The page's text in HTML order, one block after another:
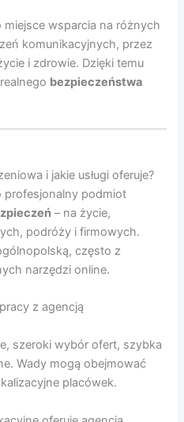
wsparcia na różnych
komunikacyjnych, przez
i zdrowie. Dzięki temu
bezpieczeństwa
i jakie usługi oferuje?
profesjonalny podmiot
– na życie,
podróży i firmowych.
często z
narzędzi online.
z agencją
szeroki wybór ofert, szybka
Wady mogą obejmować
placówek.